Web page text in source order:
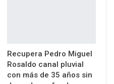
Recupera Pedro Miguel
Rosaldo canal pluvial
con más de 35 años sin